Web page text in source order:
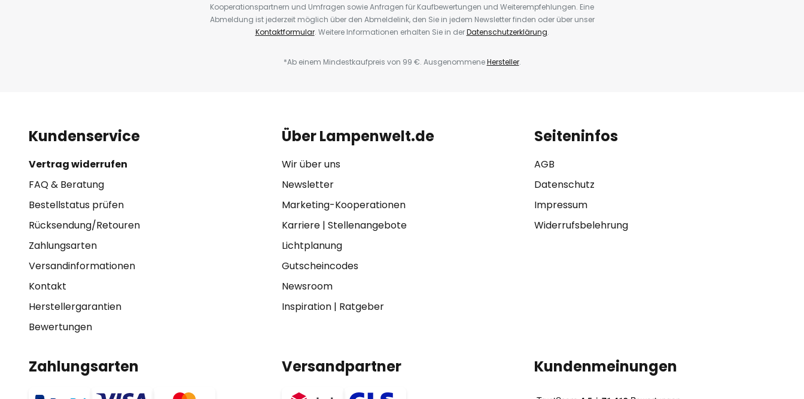
Kooperationspartnern und Umfragen sowie Anfragen für Kaufbewertungen und Weiterempfehlungen. Eine
Abmeldung ist jederzeit möglich über den Abmeldelink, den Sie in jedem Newsletter finden oder über unser
Kontaktformular. Weitere Informationen erhalten Sie in derDatenschutzerklärung.
*Ab einem Mindestkaufpreis von 99 €. AusgenommeneHersteller.
Kundenservice
Vertrag widerrufen
FAQ & Beratung
Bestellstatus prüfen
Rücksendung/Retouren
Zahlungsarten
Versandinformationen
Kontakt
Herstellergarantien
Bewertungen
Über Lampenwelt.de
Wir über uns
Newsletter
Marketing-Kooperationen
Karriere| Stellenangebote
Lichtplanung
Gutscheincodes
Newsroom
Inspiration| Ratgeber
Seiteninfos
AGB
Datenschutz
Impressum
Widerrufsbelehrung
Zahlungsarten Versandpartner Kundenmeinungen